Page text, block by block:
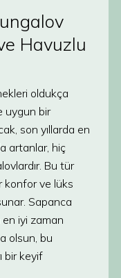
Havuzlu
oldukça
uygun bir
son yıllarda en
artanlar, hiç
Bu tür
konfor ve lüks
Sapanca
iyi zaman
olsun, bu
bir keyif